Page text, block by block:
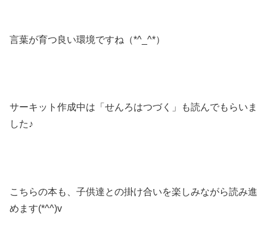
言葉が育つ良い環境ですね（*^_^*）
サーキット作成中は「せんろはつづく」も読んでもらいま
した♪
こちらの本も、子供達との掛け合いを楽しみながら読み進
めます(*^^)v